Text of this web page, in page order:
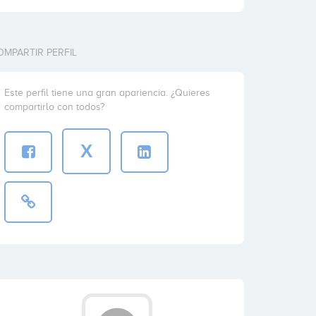
PERFIL
Este perfil tiene una gran apariencia. ¿Quieres
compartirlo con todos?
X